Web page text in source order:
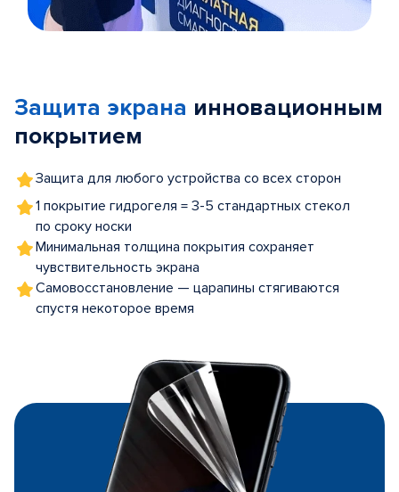
5
Защита экрана инновационным
покрытием
Защита для любого устройства со всех сторон
1 покрытие гидрогеля = 3-5 стандартных стекол
по сроку носки
Минимальная толщина покрытия сохраняет
чувствительность экрана
Самовосстановление — царапины стягиваются
спустя некоторое время